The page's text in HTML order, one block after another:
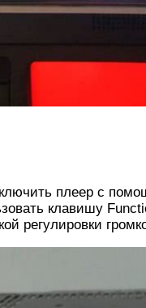
плеер с
клавишу
регулировки